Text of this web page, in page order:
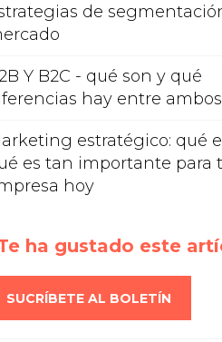
de
Y B2C - qué son y qué
hay entre ambos
estratégico: qué
es tan importante para
hoy
ha gustado este
SUCRÍBETE AL BOLETÍN